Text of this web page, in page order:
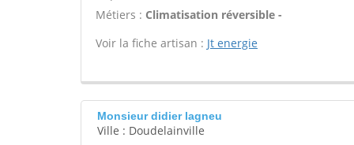
Métiers : Climatisation réversible -
Voir la fiche artisan : Jt energie
Monsieur didier lagneu
Ville : Doudelainville